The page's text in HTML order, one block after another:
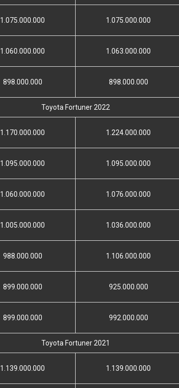
1.075.000.000 1.075.000.000
1.060.000.000 1.063.000.000
898.000.000 898.000.000
Toyota Fortuner 2022
1.170.000.000 1.224.000.000
1.095.000.000 1.095.000.000
1.060.000.000 1.076.000.000
1.005.000.000 1.036.000.000
988.000.000 1.106.000.000
899.000.000 925.000.000
899.000.000 992.000.000
Toyota Fortuner 2021
1.139.000.000 1.139.000.000